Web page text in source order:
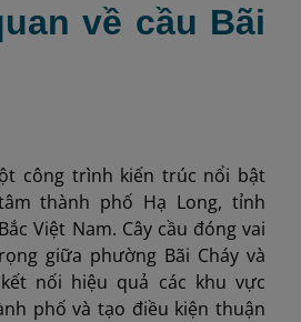
về cầu Bãi
công trình kiến trúc nổi bật
thành phố Hạ Long, tỉnh
Việt Nam. Cây cầu đóng vai
giữa phường Bãi Cháy và
nối hiệu quả các khu vực
phố và tạo điều kiện thuận